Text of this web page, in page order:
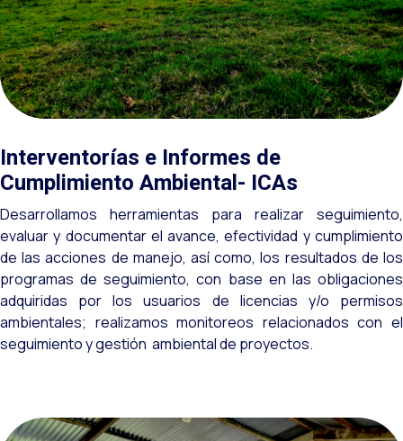
Interventorías e Informes de
Cumplimiento Ambiental- ICAs
Desarrollamos herramientas para realizar seguimiento,
evaluar y documentar el avance, efectividad y cumplimiento
de las acciones de manejo, así como, los resultados de los
programas de seguimiento, con base en las obligaciones
adquiridas por los usuarios de licencias y/o permisos
ambientales; realizamos monitoreos relacionados con el
seguimiento y gestión ambiental de proyectos.